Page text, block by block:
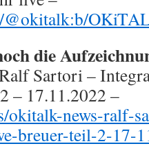
@okitalk:b/
die
Sartori –
– 17.11.2022 –
okitalk-news-ralf-
breuer-teil-2-17-